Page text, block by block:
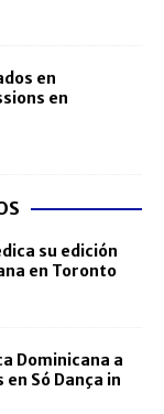
en
en
su edición
en Toronto
Dominicana a
Só Dança in